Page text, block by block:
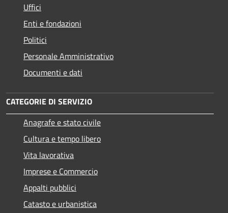
Uffici
Enti e fondazioni
Politici
Personale Amministrativo
Documenti e dati
CATEGORIE DI SERVIZIO
Anagrafe e stato civile
Cultura e tempo libero
Vita lavorativa
Imprese e Commercio
Appalti pubblici
Catasto e urbanistica